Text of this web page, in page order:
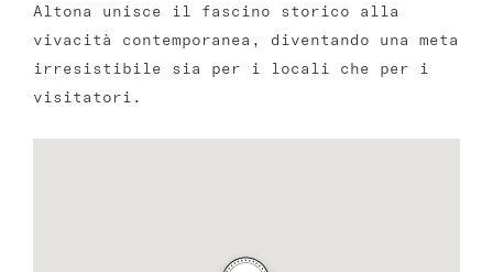
Altona unisce il fascino storico alla
vivacità contemporanea, diventando una meta
irresistibile sia per i locali che per i
visitatori.